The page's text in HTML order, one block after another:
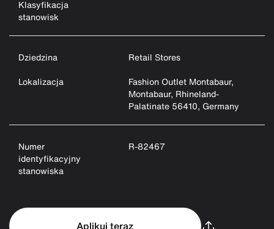
Klasyfikacja
stanowisk
Dziedzina
Retail Stores
Lokalizacja
Fashion Outlet Montabaur,
Montabaur, Rhineland-
Palatinate 56410, Germany
Numer
identyfikacyjny
stanowiska
R-82467
Aplikuj teraz